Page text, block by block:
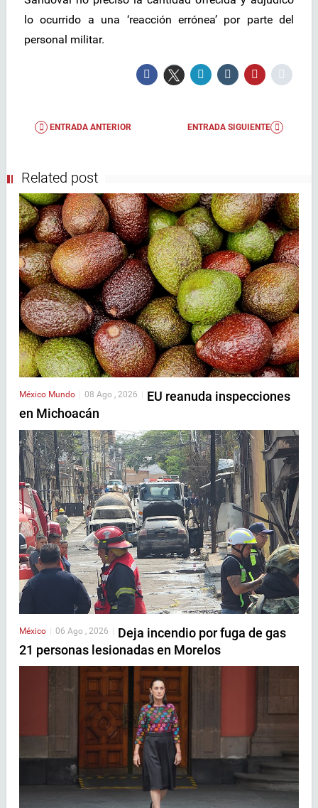
lo ocurrido a una ‘reacción errónea’ por parte del
personal militar.
ENTRADA ANTERIOR ENTRADA SIGUIENTE
Related post
México Mundo 08 Ago , 2026
EU reanuda inspecciones
en Michoacán
México | 06 Ago , 2026 | Deja incendio por fuga de gas
21 personas lesionadas en Morelos